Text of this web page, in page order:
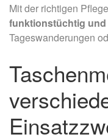
Mit der richtigen
funktionstüchtig
Tageswanderungen